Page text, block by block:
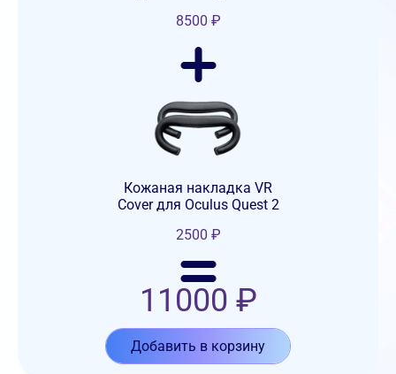
8500 ₽
Кожаная накладка VR
Cover для Oculus Quest 2
2500 ₽
11000 ₽
Добавить в корзину